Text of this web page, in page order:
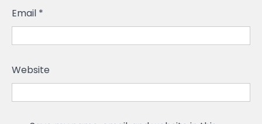
Email *
Website